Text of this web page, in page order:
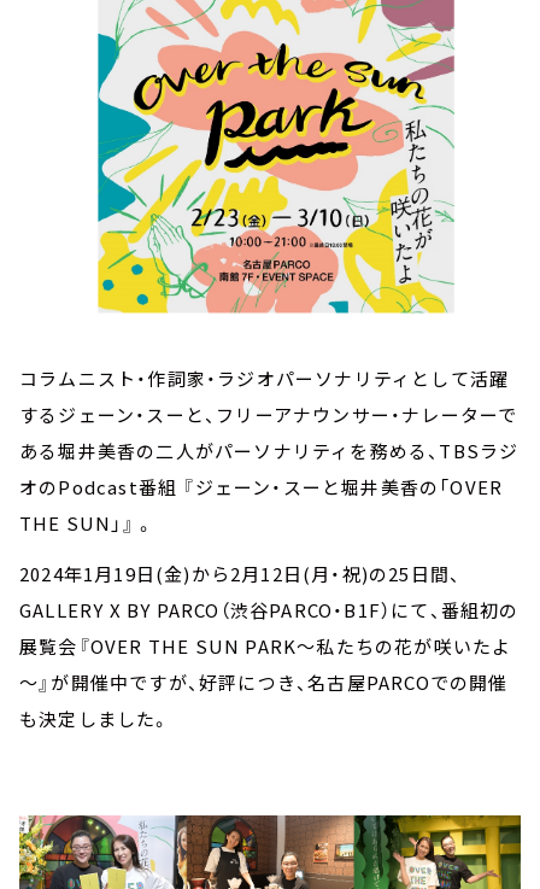
コラムニスト・作詞家・ラジオパーソナリティとして活躍
するジェーン・スーと、フリーアナウンサー・ナレーターで
ある堀井美香の二人がパーソナリティを務める、TBSラジ
オのPodcast番組 『ジェーン・スーと堀井美香の「OVER
THE SUN」』 。
2024年1月19日(金)から2月12日(月・祝)の25日間、
GALLERY X BY PARCO（渋谷PARCO・B1F）にて、番組初の
展覧会『OVER THE SUN PARK～私たちの花が咲いたよ
～』が開催中ですが、好評につき、名古屋PARCOでの開催
も決定しました。